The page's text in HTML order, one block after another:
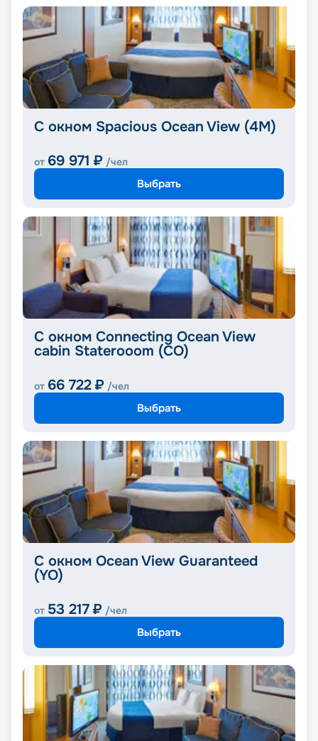
С окном Spacious Ocean View (4M)
от 69 971 ₽ /чел
Выбрать
C окном Connecting Ocean View
cabin Staterooom (CO)
от 66 722 ₽ /чел
Выбрать
С окном Ocean View Guaranteed
(YO)
от 53 217 ₽ /чел
Выбрать